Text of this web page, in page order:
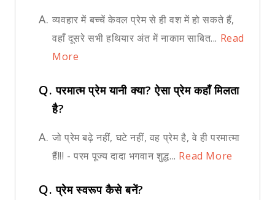
A. व्यवहार में बच्चें केवल प्रेम से ही वश में हो सकते हैं,
वहाँ दूसरे सभी हथियार अंत में नाकाम साबित... Read
More
Q.परमात्म प्रेम यानी क्या? ऐसा प्रेम कहाँ मिलता
है?
A. जो प्रेम बढ़े नहीं, घटे नहीं, वह प्रेम है, वे ही परमात्मा
हैं!!! - परम पूज्य दादा भगवान शुद्ध... Read More
Q.प्रेम स्वरूप कैसे बनें?